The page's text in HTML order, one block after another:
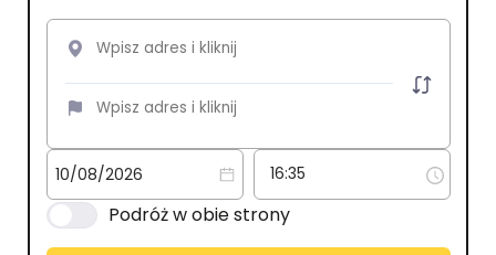
Podróż w obie strony